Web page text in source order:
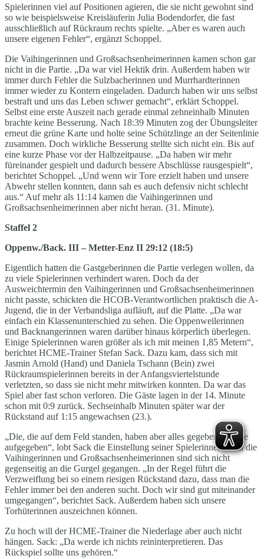
Spielerinnen viel auf Positionen agieren, die sie nicht gewohnt sind
so wie beispielsweise Kreisläuferin Julia Bodendorfer, die fast
ausschließlich auf Rückraum rechts spielte. „Aber es waren auch
unsere eigenen Fehler“, ergänzt Schoppel.
Die Vaihingerinnen und Großsachsenheimerinnen kamen schon gar
nicht in die Partie. „Da war viel Hektik drin. Außerdem haben wir
immer durch Fehler die Sulzbacherinnen und Murrhardterinnen
immer wieder zu Kontern eingeladen. Dadurch haben wir uns selbst
bestraft und uns das Leben schwer gemacht“, erklärt Schoppel.
Selbst eine erste Auszeit nach gerade einmal zehneinhalb Minuten
brachte keine Besserung. Nach 18:39 Minuten zog der Übungsleiter
erneut die grüne Karte und holte seine Schützlinge an der Seitenlinie
zusammen. Doch wirkliche Besserung stellte sich nicht ein. Bis auf
eine kurze Phase vor der Halbzeitpause. „Da haben wir mehr
füreinander gespielt und dadurch bessere Abschlüsse rausgespielt“,
berichtet Schoppel. „Und wenn wir Tore erzielt haben und unsere
Abwehr stellen konnten, dann sah es auch defensiv nicht schlecht
aus.“ Auf mehr als 11:14 kamen die Vaihingerinnen und
Großsachsenheimerinnen aber nicht heran. (31. Minute).
Staffel 2
Oppenw./Back. III – Metter-Enz II 29:12 (18:5)
Eigentlich hatten die Gastgeberinnen die Partie verlegen wollen, da
zu viele Spielerinnen verhindert waren. Doch da der
Ausweichtermin den Vaihingerinnen und Großsachsenheimerinnen
nicht passte, schickten die HCOB-Verantwortlichen praktisch die A-
Jugend, die in der Verbandsliga aufläuft, auf die Platte. „Da war
einfach ein Klassenunterschied zu sehen. Die Oppenweilerinnen
und Backnangerinnen waren darüber hinaus körperlich überlegen.
Einige Spielerinnen waren größer als ich mit meinen 1,85 Metern“,
berichtet HCME-Trainer Stefan Sack. Dazu kam, dass sich mit
Jasmin Arnold (Hand) und Daniela Tschann (Bein) zwei
Rückraumspielerinnen bereits in der Anfangsviertelstunde
verletzten, so dass sie nicht mehr mitwirken konnten. Da war das
Spiel aber fast schon verloren. Die Gäste lagen in der 14. Minute
schon mit 0:9 zurück. Sechseinhalb Minuten später war der
Rückstand auf 1:15 angewachsen (23.).
„Die, die auf dem Feld standen, haben aber alles gegeben und nie
aufgegeben“, lobt Sack die Einstellung seiner Spielerinnen. Und die
Vaihingerinnen und Großsachsenheimerinnen sind sich nicht
gegenseitig an die Gurgel gegangen. „In der Regel führt die
Verzweiflung bei so einem riesigen Rückstand dazu, dass man die
Fehler immer bei den anderen sucht. Doch wir sind gut miteinander
umgegangen“, berichtet Sack. Außerdem haben sich unsere
Torhüterinnen auszeichnen können.
Zu hoch will der HCME-Trainer die Niederlage aber auch nicht
hängen. Sack: „Da werde ich nichts reininterpretieren. Das
Rückspiel sollte uns gehören.“